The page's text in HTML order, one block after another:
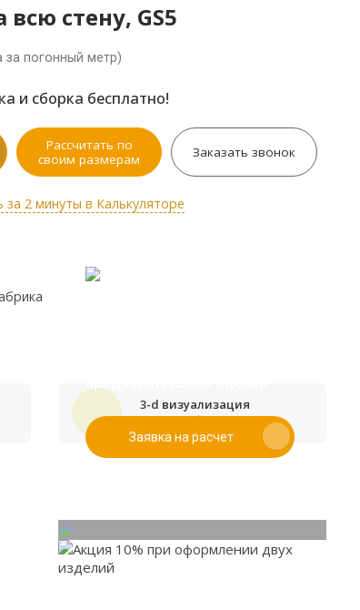
всю стену, GS5
за погонный метр)
и сборка бесплатно!
Рассчитать по
своим размерам
Заказать звонок
за 2 минуты в Калькуляторе
3-d визуализация
проекта бесплатно
Заявка на расчет